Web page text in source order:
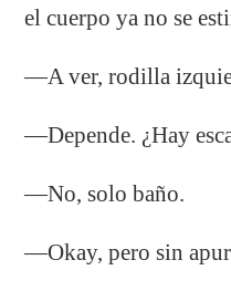
el cuerpo ya no se
—A ver, rodilla
—Depende. ¿Hay
—No, solo baño.
—Okay, pero sin